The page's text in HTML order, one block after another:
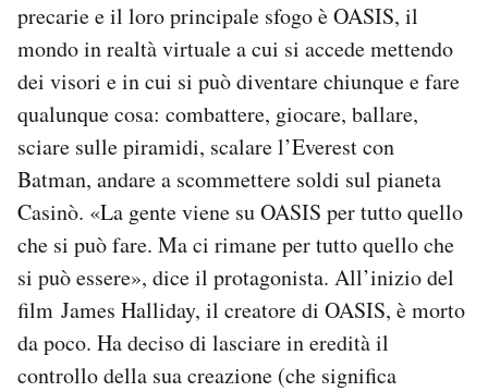
precarie e il loro principale sfogo è OASIS, il
mondo in realtà virtuale a cui si accede mettendo
dei visori e in cui si può diventare chiunque e fare
qualunque cosa: combattere, giocare, ballare,
sciare sulle piramidi, scalare l’Everest con
Batman, andare a scommettere soldi sul pianeta
Casinò. «La gente viene su OASIS per tutto quello
che si può fare. Ma ci rimane per tutto quello che
si può essere», dice il protagonista. All’inizio del
film James Halliday, il creatore di OASIS, è morto
da poco. Ha deciso di lasciare in eredità il
controllo della sua creazione (che significa